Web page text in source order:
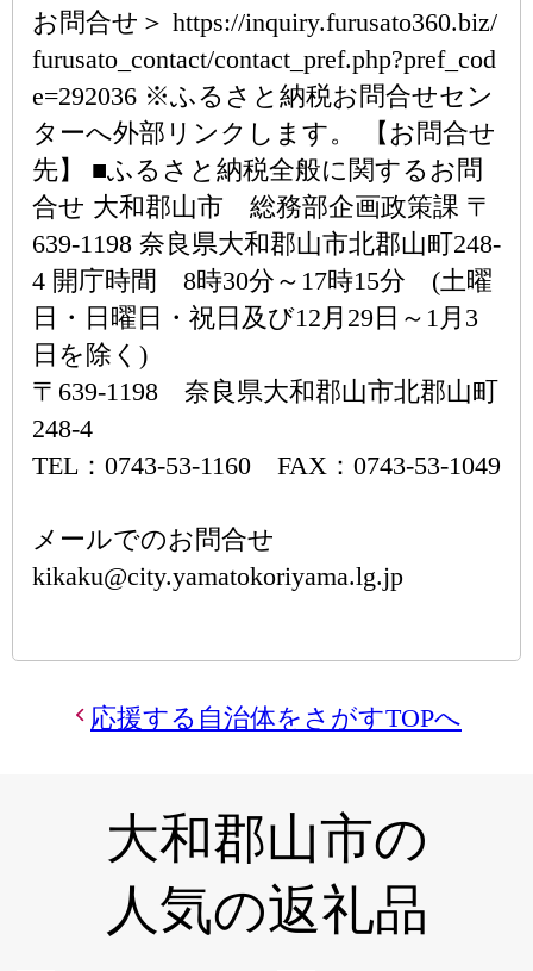
お問合せ＞ https://inquiry.furusato360.biz/
furusato_contact/contact_pref.php?pref_cod
e=292036 ※ふるさと納税お問合せセン
ターへ外部リンクします。 【お問合せ
先】 ■ふるさと納税全般に関するお問
合せ 大和郡山市 総務部企画政策課 〒
639-1198 奈良県大和郡山市北郡山町248-
4 開庁時間 8時30分～17時15分 (土曜
日・日曜日・祝日及び12月29日～1月3
日を除く)
〒639-1198 奈良県大和郡山市北郡山町
248-4
TEL：0743-53-1160 FAX：0743-53-1049
メールでのお問合せ
kikaku@city.yamatokoriyama.lg.jp
応援する自治体をさがすTOPへ
大和郡山市の
人気の返礼品